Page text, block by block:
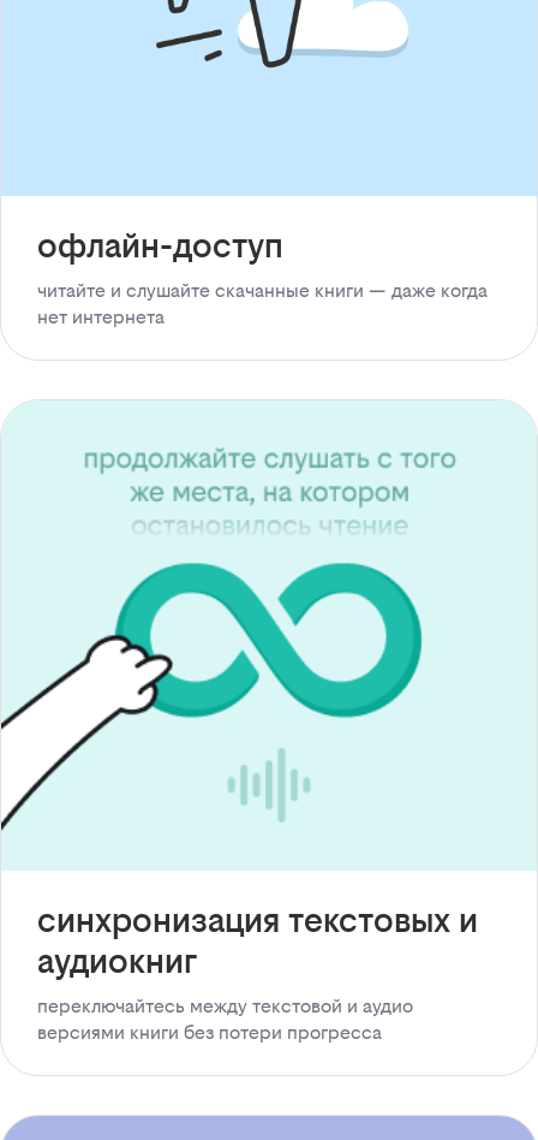
офлайн-доступ
читайте и слушайте скачанные книги — даже когда
нет интернета
синхронизация текстовых и
аудиокниг
переключайтесь между текстовой и аудио
версиями книги без потери прогресса